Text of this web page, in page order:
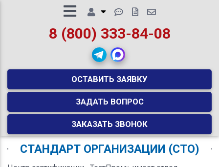
8 (800) 333-84-08
ОСТАВИТЬ ЗАЯВКУ
ЗАДАТЬ ВОПРОС
ЗАКАЗАТЬ ЗВОНОК
СТАНДАРТ ОРГАНИЗАЦИИ (СТО)